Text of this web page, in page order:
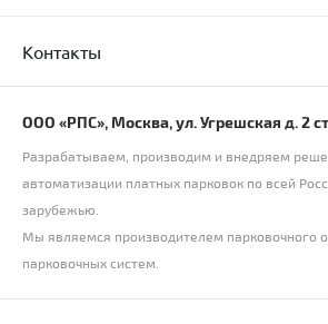
Контакты
ООО «РПС», Москва, ул. Угрешская д. 2
Разрабатываем, производим и внедряем
автоматизации платных парковок по всей
зарубежью.
Мы являемся производителем парковочного
парковочных систем.